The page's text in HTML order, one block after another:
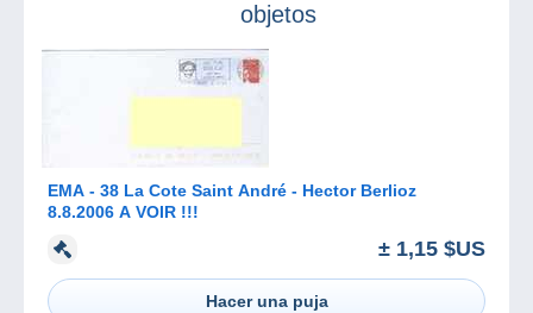
objetos
EMA - 38 La Cote Saint André - Hector Berlioz
8.8.2006 A VOIR !!!
± 1,15 $US
Hacer una puja